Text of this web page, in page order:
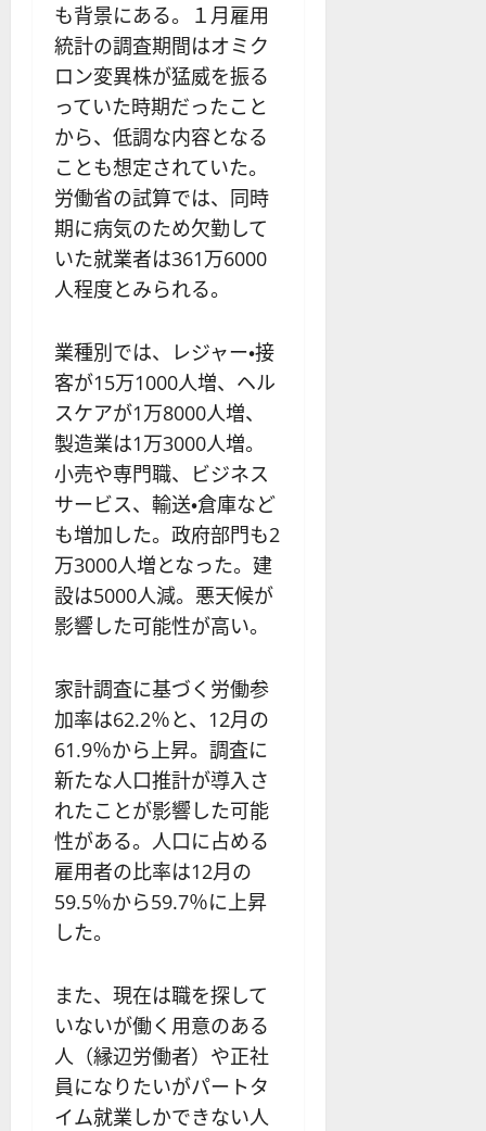
も背景にある。１月雇用
統計の調査期間はオミク
ロン変異株が猛威を振る
っていた時期だったこと
から、低調な内容となる
ことも想定されていた。
労働省の試算では、同時
期に病気のため欠勤して
いた就業者は361万6000
人程度とみられる。
業種別では、レジャー・接
客が15万1000人増、ヘル
スケアが1万8000人増、
製造業は1万3000人増。
小売や専門職、ビジネス
サービス、輸送・倉庫など
も増加した。政府部門も2
万3000人増となった。建
設は5000人減。悪天候が
影響した可能性が高い。
家計調査に基づく労働参
加率は62.2％と、12月の
61.9％から上昇。調査に
新たな人口推計が導入さ
れたことが影響した可能
性がある。人口に占める
雇用者の比率は12月の
59.5％から59.7％に上昇
した。
また、現在は職を探して
いないが働く用意のある
人（縁辺労働者）や正社
員になりたいがパートタ
イム就業しかできない人